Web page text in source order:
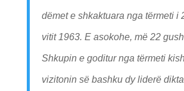
dëmet e shkaktuara nga tërmeti i
vitit 1963. E asokohe, më 22
Shkupin e goditur nga tërmeti
vizitonin së bashku dy liderë